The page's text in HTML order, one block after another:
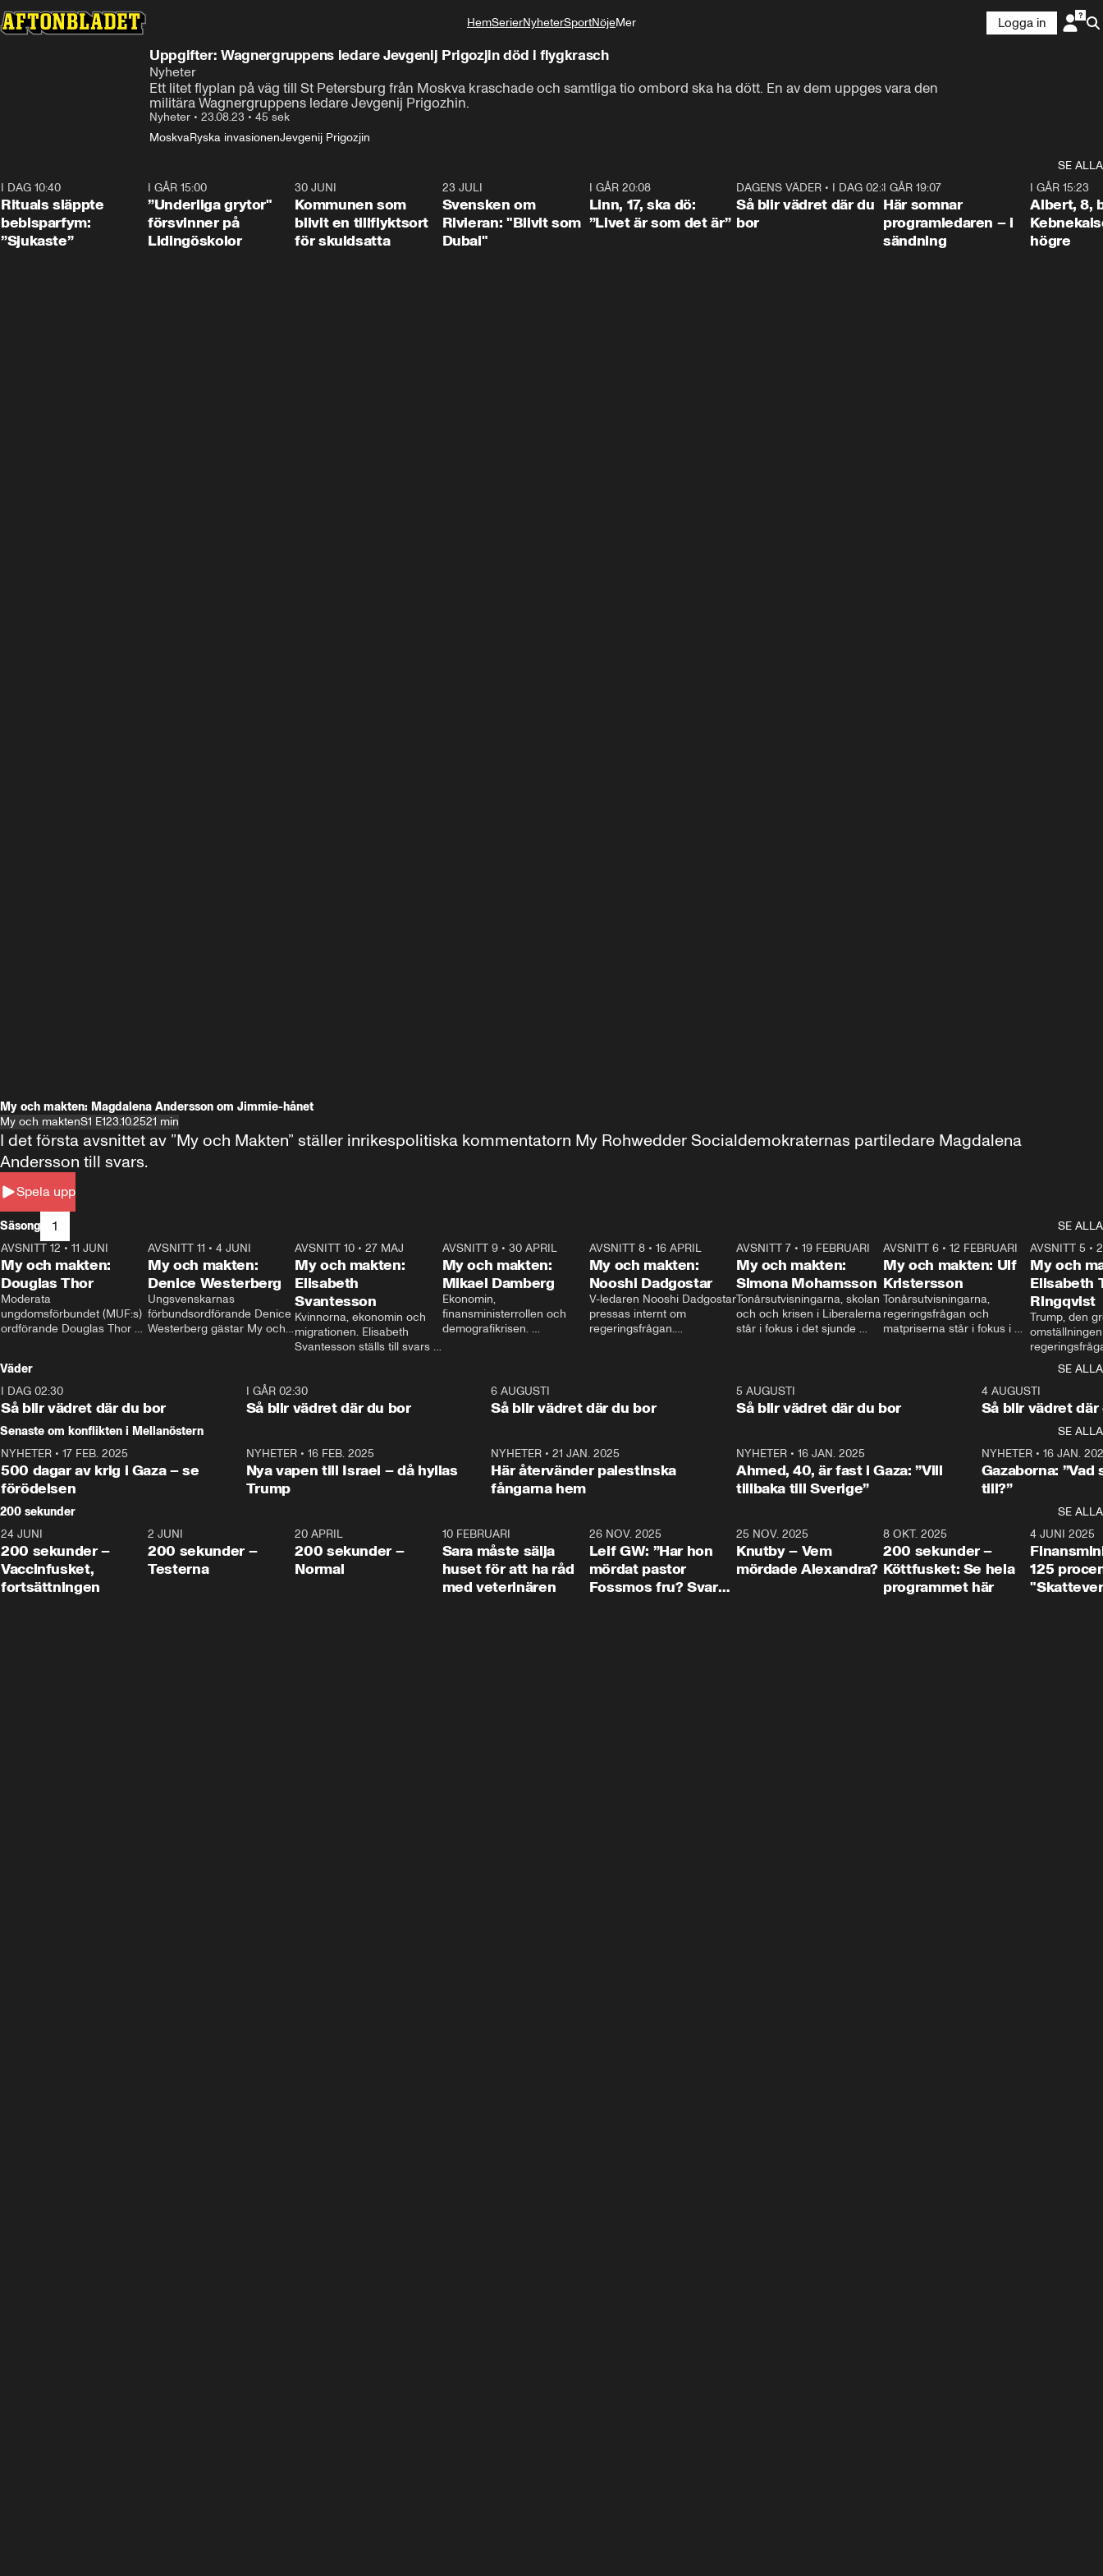
HemSerierNyheterSportNöjeMer
Livsstil
Logga in
Uppgifter: Wagnergruppens ledare Jevgenij Prigozjin död i flygkrasch
Nyheter
Ett litet flyplan på väg till St Petersburg från Moskva kraschade och samtliga tio ombord ska ha dött. En av dem uppges vara den
militära Wagnergruppens ledare Jevgenij Prigozhin.
Nyheter • 23.08.23 • 45 sek
MoskvaRyska invasionenJevgenij Prigozjin
SE ALLA
I DAG 10:40
Rituals släppte
bebisparfym:
”Sjukaste”
1:07
I GÅR 15:00
”Underliga grytor"
försvinner på
Lidingöskolor
30 JUNI
Kommunen som
blivit en tillflyktsort
för skuldsatta
23 JULI
Svensken om
Rivieran: "Blivit som
Dubai"
I GÅR 20:08
Linn, 17, ska dö:
”Livet är som det är”
1:06
DAGENS VÄDER• I DAG 02:30
Så blir vädret där du
bor
I GÅR 19:07
Här somnar
programledaren – i
sändning
I GÅR 15:23
Albert, 8,
högre
My och makten: Magdalena Andersson om Jimmie-hånet
My och maktenS1 E123.10.2521 min
Spela upp
I det första avsnittet av ”My och Makten” ställer inrikespolitiska kommentatorn My Rohwedder Socialdemokraternas partiledare Magdalena
Andersson till svars.
Säsong 1
SE ALLA
26:27
AVSNITT 12 • 11 JUNI
My och makten:
Douglas Thor
Moderata
ungdomsförbundet (MUF:s)
ordförande Douglas Thor
tonårsutvisningarna och hur
Moderaterna ska locka
väljare till valet i höst.
23:40
AVSNITT 11 •4 JUNI
My och makten:
Denice Westerberg
Ungsvenskarnas
förbundsordförande Denice
Westerberg gästar My och
AVSNITT 10 •27 MAJ
My och makten:
Elisabeth
Svantesson
Kvinnorna, ekonomin och
migrationen. Elisabeth
Svantesson ställs till svars
AVSNITT 9• 30 APRIL
My och makten:
Mikael Damberg
Ekonomin,
finansministerrollen och
demografikrisen.
och Makten.
AVSNITT 8• 16 APRIL
My och makten:
Nooshi Dadgostar
V-ledaren Nooshi Dadgostar
pressas internt om
regeringsfrågan.
– Vi ställer upp i val. Ska vi
vara med så sitter vi förstås
24:30
AVSNITT 7• 19 FEBRUARI
My och makten:
Simona Mohamsson
Tonårsutvisningarna, skolan
och och krisen i Liberalerna
står i fokus i det sjunde
kommentator My
Rohwedder ställer
utbildnings- och
Mohamsson till svars.
27:30
AVSNITT 6 •12 FEBRUARI
My och makten: Ulf
Kristersson
Tonårsutvisningarna,
regeringsfrågan och
matpriserna står i fokus i
Rohwedder ställer
statsminister Ulf Kristersson
AVSNITT 5 •
My och
Elisabeth
Ringqvist
Trump, den
centrum i
avsnittet av
Makten”. Se
Aftonbladets
Rohwedder
Thand Ring
Väder
SE ALLA
I DAG 02:30
Så blir vädret där du bor
1:06
I GÅR 02:30
Så blir vädret där du bor
6 AUGUSTI
Så blir vädret där du bor
5 AUGUSTI
Så blir vädret där du bor
4 AUGUSTI
Så blir vädret där
Senaste om konflikten i Mellanöstern
SE ALLA
NYHETER • 17 FEB. 2025
500 dagar av krig i Gaza – se
förödelsen
NYHETER• 16 FEB. 2025
Nya vapen till Israel – då hyllas
Trump
NYHETER •21 JAN. 2025
Här återvänder palestinska
fångarna hem
NYHETER• 16 JAN. 2025
Ahmed, 40, är fast i Gaza: ”Vill
tillbaka till Sverige”
NYHETER• 16 JAN.
Gazaborna:
till?”
200 sekunder
SE ALLA
5:00
24 JUNI
200 sekunder –
Vaccinfusket,
fortsättningen
4:23
2 JUNI
200 sekunder –
Testerna
20 APRIL
200 sekunder –
Normal
10 FEBRUARI
Sara måste sälja
huset för att ha råd
med veterinären
26 NOV. 2025
Leif GW: ”Har hon
mördat pastor
Fossmos fru? Svar
31:05
25 NOV. 2025
Knutby – Vem
mördade Alexandra?
4:29
8 OKT. 2025
200 sekunder –
Köttfusket: Se hela
programmet här
4 JUNI 2025
125